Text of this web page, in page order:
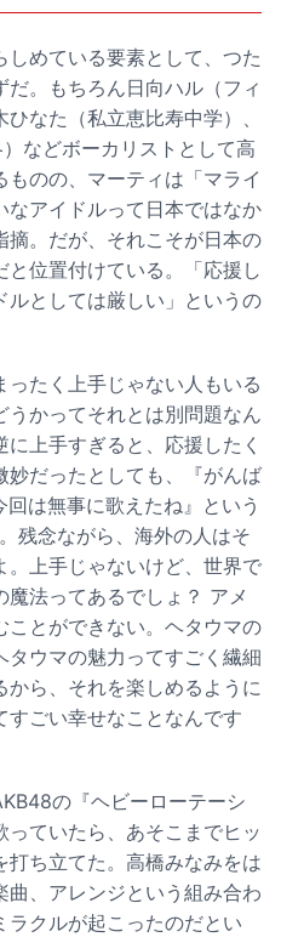
めている要素として、つた
。もちろん日向ハル（フィ
なた（私立恵比寿中学）、
などボーカリストとして高
のの、マーティは「マライ
なアイドルって日本ではなか
摘。だが、それこそが日本の
位置付けている。「応援し
ルとしては厳しい」というの
ったく上手じゃない人もいる
かってそれとは別問題なん
上手すぎると、応援したく
妙だったとしても、『がんば
は無事に歌えたね』という
残念ながら、海外の人はそ
上手じゃないけど、世界で
法ってあるでしょ？ アメ
ことができない。ヘタウマの
ウマの魅力ってすごく繊細
ら、それを楽しめるように
すごい幸せなことなんです
の『ヘビーローテーシ
っていたら、あそこまでヒッ
打ち立てた。高橋みなみをは
曲、アレンジという組み合わ
クルが起こったのだとい